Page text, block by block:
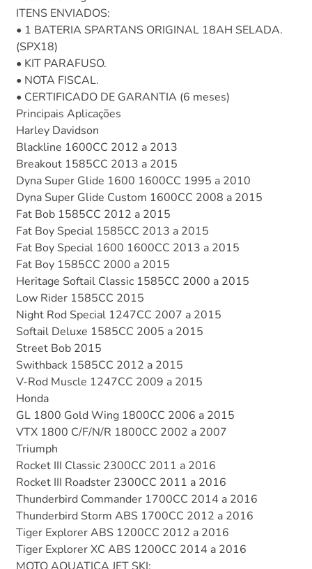
ITENS ENVIADOS:
• 1 BATERIA SPARTANS ORIGINAL 18AH SELADA.
(SPX18)
• KIT PARAFUSO.
• NOTA FISCAL.
• CERTIFICADO DE GARANTIA (6 meses)
Principais Aplicações
Harley Davidson
Blackline 1600CC 2012 a 2013
Breakout 1585CC 2013 a 2015
Dyna Super Glide 1600 1600CC 1995 a 2010
Dyna Super Glide Custom 1600CC 2008 a 2015
Fat Bob 1585CC 2012 a 2015
Fat Boy Special 1585CC 2013 a 2015
Fat Boy Special 1600 1600CC 2013 a 2015
Fat Boy 1585CC 2000 a 2015
Heritage Softail Classic 1585CC 2000 a 2015
Low Rider 1585CC 2015
Night Rod Special 1247CC 2007 a 2015
Softail Deluxe 1585CC 2005 a 2015
Street Bob 2015
Swithback 1585CC 2012 a 2015
V-Rod Muscle 1247CC 2009 a 2015
Honda
GL 1800 Gold Wing 1800CC 2006 a 2015
VTX 1800 C/F/N/R 1800CC 2002 a 2007
Triumph
Rocket III Classic 2300CC 2011 a 2016
Rocket III Roadster 2300CC 2011 a 2016
Thunderbird Commander 1700CC 2014 a 2016
Thunderbird Storm ABS 1700CC 2012 a 2016
Tiger Explorer ABS 1200CC 2012 a 2016
Tiger Explorer XC ABS 1200CC 2014 a 2016
MOTO AQUATICA JET SKI: